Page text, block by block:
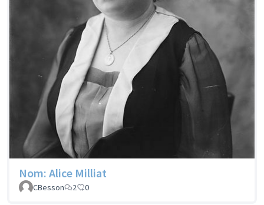
Nom: Alice Milliat
CBesson 2 0